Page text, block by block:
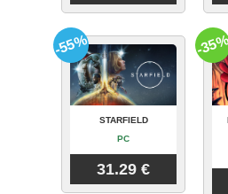
STARFIELD
PC
31.29 €
-55% -